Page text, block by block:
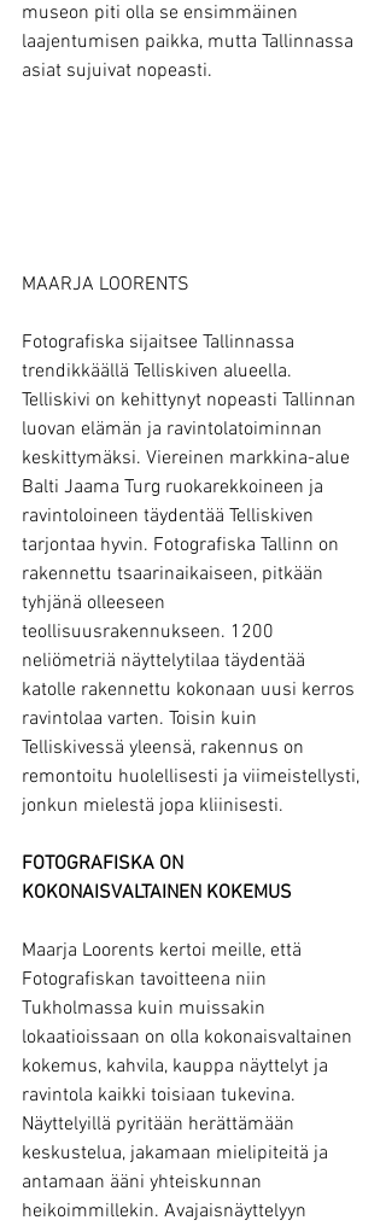
museon piti olla se ensimmäinen
laajentumisen paikka, mutta Tallinnassa
asiat sujuivat nopeasti.
MAARJA LOORENTS
Fotografiska sijaitsee Tallinnassa
trendikkäällä Telliskiven alueella.
Telliskivi on kehittynyt nopeasti Tallinnan
luovan elämän ja ravintolatoiminnan
keskittymäksi. Viereinen markkina-alue
Balti Jaama Turg ruokarekkoineen ja
ravintoloineen täydentää Telliskiven
tarjontaa hyvin. Fotografiska Tallinn on
rakennettu tsaarinaikaiseen, pitkään
tyhjänä olleeseen
teollisuusrakennukseen. 1200
neliömetriä näyttelytilaa täydentää
katolle rakennettu kokonaan uusi kerros
ravintolaa varten. Toisin kuin
Telliskivessä yleensä, rakennus on
remontoitu huolellisesti ja viimeistellysti,
jonkun mielestä jopa kliinisesti.
FOTOGRAFISKA ON
KOKONAISVALTAINEN KOKEMUS
Maarja Loorents kertoi meille, että
Fotografiskan tavoitteena niin
Tukholmassa kuin muissakin
lokaatioissaan on olla kokonaisvaltainen
kokemus, kahvila, kauppa näyttelyt ja
ravintola kaikki toisiaan tukevina.
Näyttelyillä pyritään herättämään
keskustelua, jakamaan mielipiteitä ja
antamaan ääni yhteiskunnan
heikoimmillekin. Avajaisnäyttelyyn